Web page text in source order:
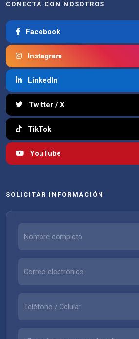
CONECTA CON NOSOTROS
Facebook
Instagram
LinkedIn
Twitter / X
TikTok
YouTube
SOLICITAR INFORMACIÓN